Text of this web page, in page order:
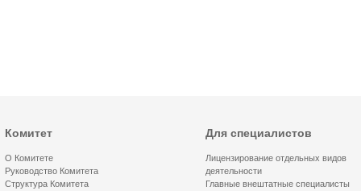
Комитет
О Комитете
Руководство Комитета
Структура Комитета
Для специалистов
Лицензирование отдельных видов
деятельности
Главные внештатные специалисты